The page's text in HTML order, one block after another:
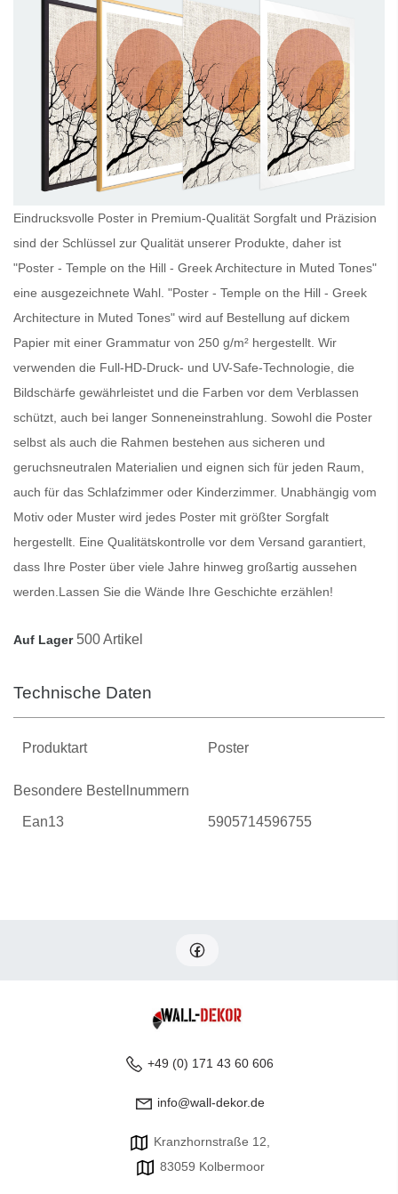
Eindrucksvolle Poster in Premium-Qualität Sorgfalt und Präzision
sind der Schlüssel zur Qualität unserer Produkte, daher ist
"Poster - Temple on the Hill - Greek Architecture in Muted Tones"
eine ausgezeichnete Wahl. "Poster - Temple on the Hill - Greek
Architecture in Muted Tones" wird auf Bestellung auf dickem
Papier mit einer Grammatur von 250 g/m² hergestellt. Wir
verwenden die Full-HD-Druck- und UV-Safe-Technologie, die
Bildschärfe gewährleistet und die Farben vor dem Verblassen
schützt, auch bei langer Sonneneinstrahlung. Sowohl die Poster
selbst als auch die Rahmen bestehen aus sicheren und
geruchsneutralen Materialien und eignen sich für jeden Raum,
auch für das Schlafzimmer oder Kinderzimmer. Unabhängig vom
Motiv oder Muster wird jedes Poster mit größter Sorgfalt
hergestellt. Eine Qualitätskontrolle vor dem Versand garantiert,
dass Ihre Poster über viele Jahre hinweg großartig aussehen
werden. Lassen Sie die Wände Ihre Geschichte erzählen!
Auf Lager 500 Artikel
Technische Daten
Produktart Poster
Besondere Bestellnummern
Ean13 5905714596755
+49 (0) 171 43 60 606
info@wall-dekor.de
Kranzhornstraße 12,
83059 Kolbermoor